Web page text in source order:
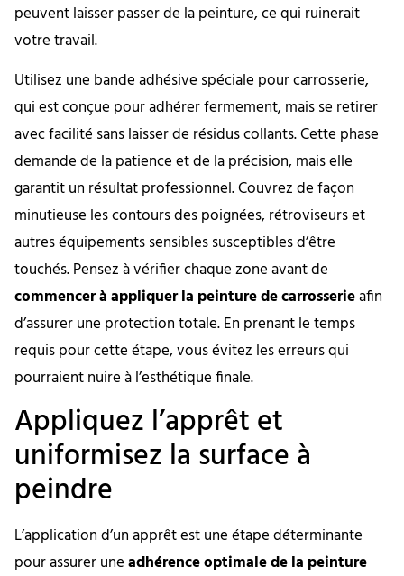
peuvent laisser passer de la peinture, ce qui ruinerait
votre travail.
Utilisez une bande adhésive spéciale pour carrosserie,
qui est conçue pour adhérer fermement, mais se retirer
avec facilité sans laisser de résidus collants. Cette phase
demande de la patience et de la précision, mais elle
garantit un résultat professionnel. Couvrez de façon
minutieuse les contours des poignées, rétroviseurs et
autres équipements sensibles susceptibles d’être
touchés. Pensez à vérifier chaque zone avant de
commencer à appliquer la peinture de carrosserieafin
d’assurer une protection totale. En prenant le temps
requis pour cette étape, vous évitez les erreurs qui
pourraient nuire à l’esthétique finale.
Appliquez l’apprêt et
uniformisez la surface à
peindre
L’application d’un apprêt est une étape déterminante
pour assurer uneadhérence optimale de la peinture